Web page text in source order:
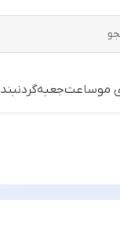
موساعتجعبهگردنبند